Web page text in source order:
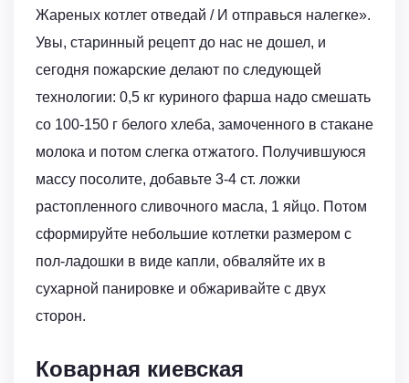
Жареных котлет отведай / И отправься налегке».
Увы, старинный рецепт до нас не дошел, и
сегодня пожарские делают по следующей
технологии: 0,5 кг куриного фарша надо смешать
со 100-150 г белого хлеба, замоченного в стакане
молока и потом слегка отжатого. Получившуюся
массу посолите, добавьте 3-4 ст. ложки
растопленного сливочного масла, 1 яйцо. Потом
сформируйте небольшие котлетки размером с
пол-ладошки в виде капли, обваляйте их в
сухарной панировке и обжаривайте с двух
сторон.
Коварная киевская